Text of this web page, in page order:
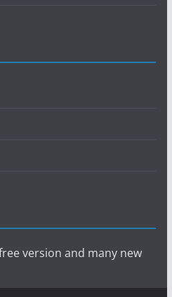
version and many new